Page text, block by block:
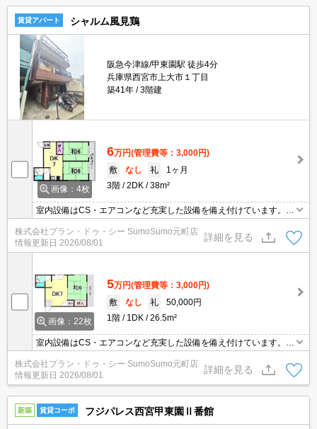
賃貸アパート シャルム風見鶏
阪急今津線/甲東園駅 徒歩4分
兵庫県西宮市上大市１丁目
築41年
3階建
画像：4枚
6万円(管理費等：3,000円)
敷
なし 礼
1ヶ月
3階
2DK 38m²
室内設備はCS・エアコンなど充実した設備を備え付けています。駅
まで4分と、駅近でアクセスも良好な物件です。フローリング張り
のお部屋です。敷地内にゴミ置き場を備えているので敷地外に出る
必要が無く、ごみ出しが短時間で終わります。ニーズの高い角部
屋、隣家が一つ少ない分、生活騒音の悩みが減ります。
株式会社プラン・ドゥ・シー SumoSumo元町店
情報更新日 2026/08/01
詳細を見る
画像：22枚
5万円(管理費等：3,000円)
敷
なし 礼
50,000円
1階
1DK 26.5m²
室内設備はCS・エアコンなど充実した設備を備え付けています。駅
まで4分と、駅近でアクセスも良好な物件です。フローリング張り
のお部屋です。敷地内にゴミ置き場を備えているので敷地外に出る
必要が無く、ごみ出しが短時間で終わります。ニーズの高い角部
屋、隣家が一つ少ない分、生活騒音の悩みが減ります。
株式会社プラン・ドゥ・シー SumoSumo元町店
情報更新日 2026/08/01
詳細を見る
新築 賃貸コーポ フジパレス西宮甲東園Ⅱ番館